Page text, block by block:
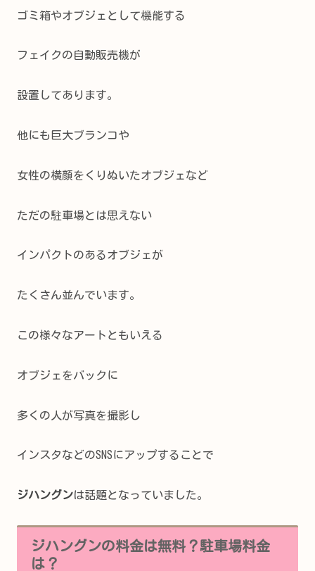
ゴミ箱やオブジェとして機能する
フェイクの自動販売機が
設置してあります。
他にも巨大ブランコや
女性の横顔をくりぬいたオブジェなど
ただの駐車場とは思えない
インパクトのあるオブジェが
たくさん並んでいます。
この様々なアートともいえる
オブジェをバックに
多くの人が写真を撮影し
インスタなどのSNSにアップすることで
ジハングンは話題となっていました。
ジハングンの料金は無料？駐車場料金
は？